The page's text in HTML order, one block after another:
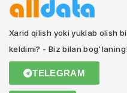
Xarid qilish yoki yuklab olish
keldimi? - Biz bilan
TELEGRAM